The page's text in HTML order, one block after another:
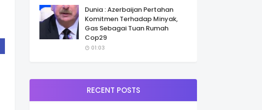
Dunia : Azerbaijan Pertahan
Komitmen Terhadap Minyak,
Gas Sebagai Tuan Rumah
Cop29
01:03
RECENT POSTS